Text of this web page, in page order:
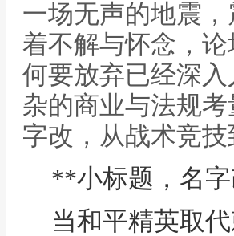
一场无声的地震
着不解与怀念，
何要放弃已经深
杂的商业与法规
字改，从战术竞
**小标题，名
当和平精英取